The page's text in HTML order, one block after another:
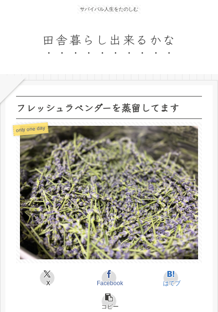
サバイバル人生をたのしむ
田舎暮らし出来るかな
フレッシュラベンダーを蒸留してます
only one day
X Facebook はてブ
コピー